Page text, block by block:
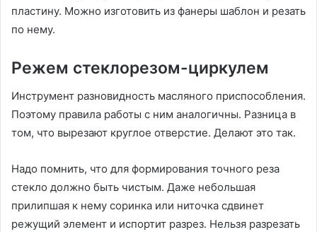
пластину. Можно изготовить из фанеры шаблон и резать
по нему.
Режем стеклорезом-циркулем
Инструмент разновидность масляного приспособления.
Поэтому правила работы с ним аналогичны. Разница в
том, что вырезают круглое отверстие. Делают это так.
Надо помнить, что для формирования точного реза
стекло должно быть чистым. Даже небольшая
прилипшая к нему соринка или ниточка сдвинет
режущий элемент и испортит разрез. Нельзя разрезать